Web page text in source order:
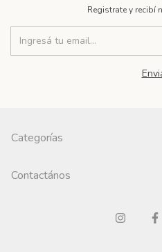
Registrate y recibí
Categorías
Contactános